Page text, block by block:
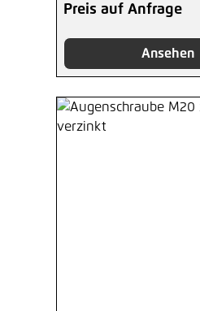
Preis auf Anfrage
Ansehen